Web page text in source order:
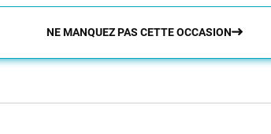
NE MANQUEZ PAS CETTE OCCASION